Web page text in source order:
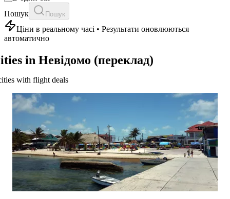
Пошук
Пошук
Ціни в реальному часі • Результати оновлюються
автоматично
in Невідомо (переклад)
with flight deals